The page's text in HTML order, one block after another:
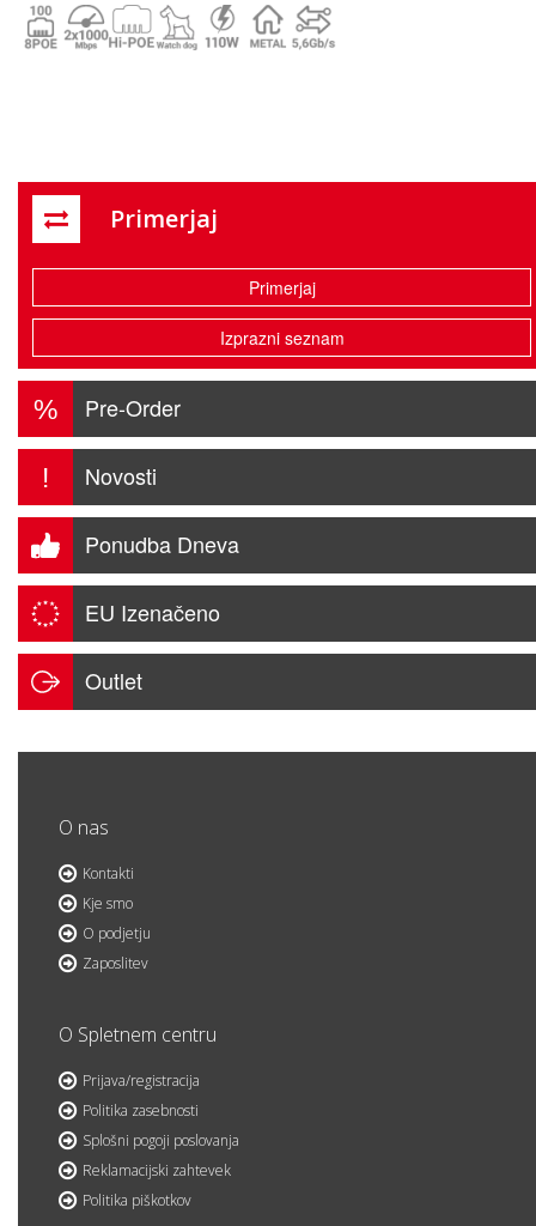
Primerjaj
Primerjaj
Izprazni seznam
% Pre-Order
! Novosti
Ponudba Dneva
EU Izenačeno
Outlet
O nas
Kontakti
Kje smo
O podjetju
Zaposlitev
O Spletnem centru
Prijava/registracija
Politika zasebnosti
Splošni pogoji poslovanja
Reklamacijski zahtevek
Politika piškotkov